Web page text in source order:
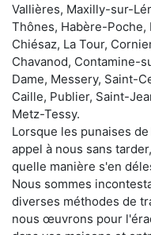
Vallières, Maxilly-sur-
Thônes, Habère-Poche,
Chiésaz, La Tour,
Chavanod, Contamine-
Dame, Messery, Saint-
Caille, Publier, Saint-
Metz-Tessy.
Lorsque les punaises
appel à nous sans
quelle manière s'en
Nous sommes
diverses méthodes de
nous œuvrons pour